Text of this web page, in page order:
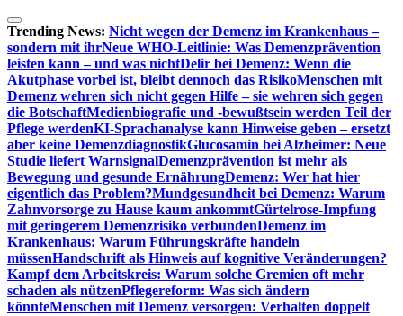
Zum
Inhalt
springen
Trending News: Nicht wegen der Demenz im Krankenhaus –
sondern mit ihrNeue WHO-Leitlinie: Was Demenzprävention
leisten kann – und was nichtDelir bei Demenz: Wenn die
Akutphase vorbei ist, bleibt dennoch das RisikoMenschen mit
Demenz wehren sich nicht gegen Hilfe – sie wehren sich gegen
die BotschaftMedienbiografie und -bewußtsein werden Teil der
Pflege werdenKI-Sprachanalyse kann Hinweise geben – ersetzt
aber keine DemenzdiagnostikGlucosamin bei Alzheimer: Neue
Studie liefert WarnsignalDemenzprävention ist mehr als
Bewegung und gesunde ErnährungDemenz: Wer hat hier
eigentlich das Problem?Mundgesundheit bei Demenz: Warum
Zahnvorsorge zu Hause kaum ankommtGürtelrose-Impfung
mit geringerem Demenzrisiko verbundenDemenz im
Krankenhaus: Warum Führungskräfte handeln
müssenHandschrift als Hinweis auf kognitive Veränderungen?
Kampf dem Arbeitskreis: Warum solche Gremien oft mehr
schaden als nützenPflegereform: Was sich ändern
könnteMenschen mit Demenz versorgen: Verhalten doppelt